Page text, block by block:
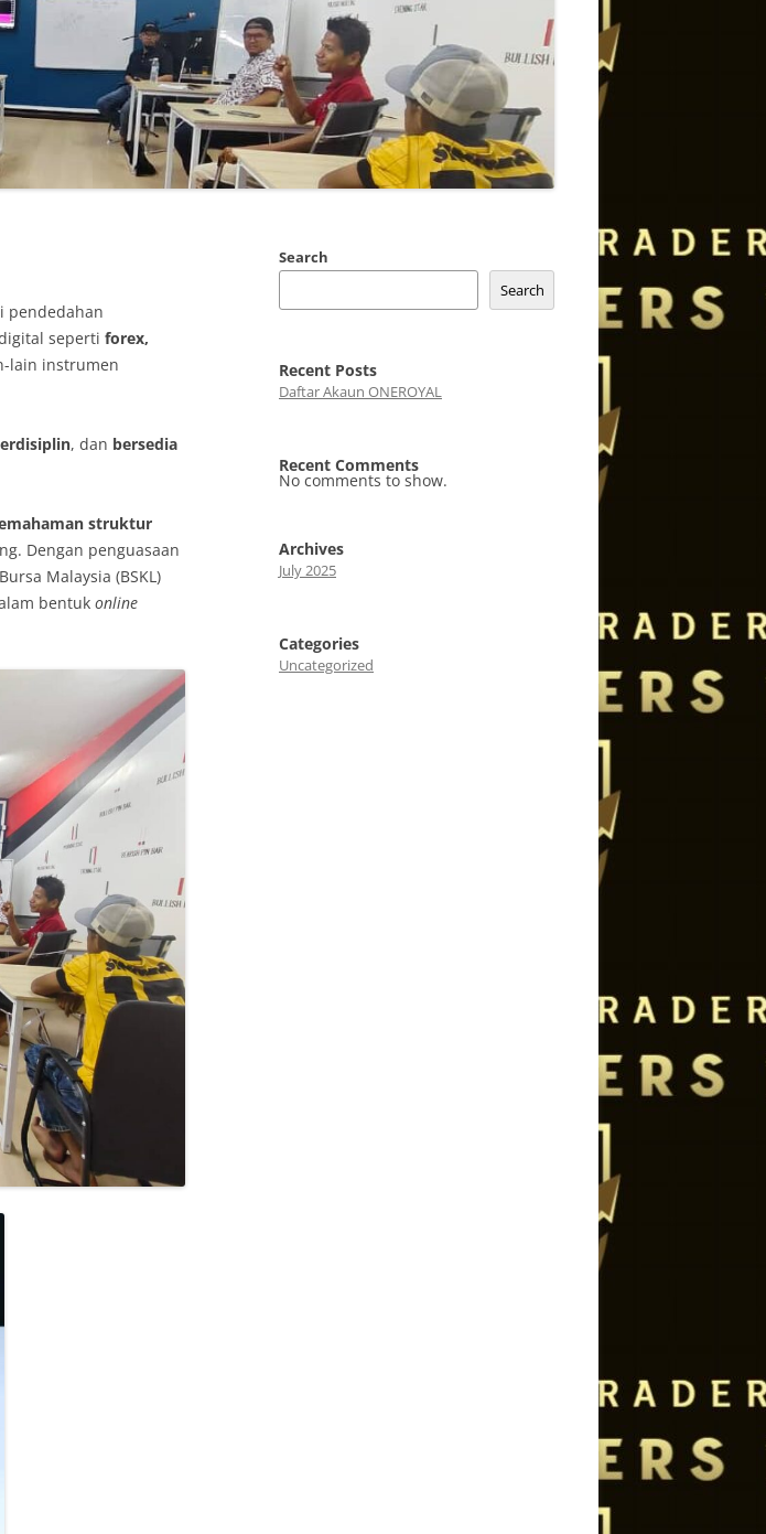
pendedahan
seperti forex,
lain instrumen
, dan bersedia
struktur
Dengan penguasaan
Malaysia (BSKL)
bentuk online
Search
Search
Recent Posts
Daftar Akaun ONEROYAL
Recent Comments
No comments to show.
Archives
July 2025
Categories
Uncategorized